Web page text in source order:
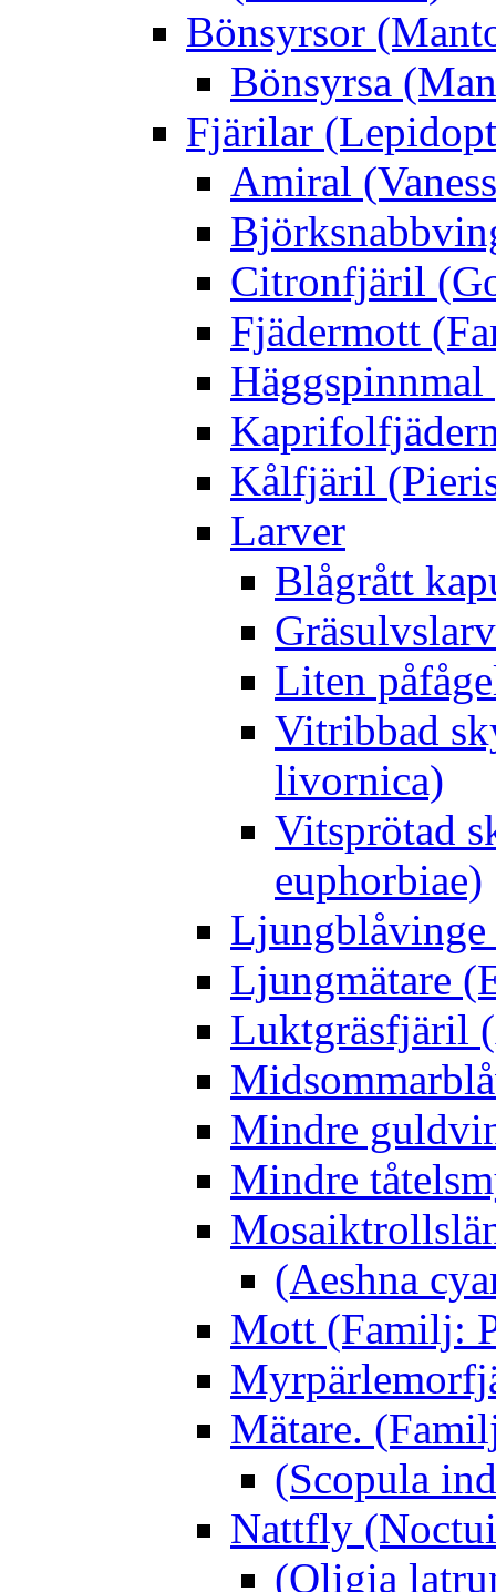
Bönsyrsor
Bönsyrsa
Fjärilar
Amiral
Citronfjäril
Fjädermott
Kålfjäril
Larver
Blågrått
Liten
Vitribbad
livornica)
Vitsprötad
euphorbiae)
Ljungblåvinge
Ljungmätare
Luktgräsfjäril
Mindre
Mindre
(Aeshna
Mott (Familj:
Mätare.
(Scopula
Nattfly
(Oligia